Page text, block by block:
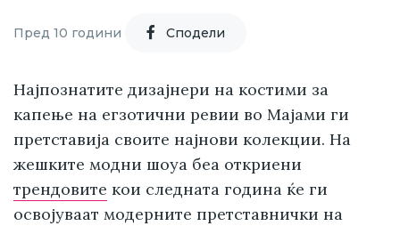
Пред 10 години Cподели
Најпознатите дизајнери на костими за
капење на егзотични ревии во Мајами ги
претставија своите најнови колекции. На
жешките модни шоуа беа откриени
трендовите кои следната година ќе ги
освојуваат модерните претставнички на